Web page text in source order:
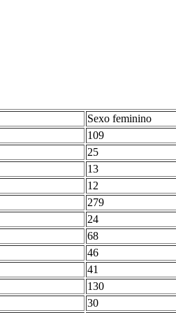
Sexo feminino
109
25
13
12
279
24
68
46
41
130
30